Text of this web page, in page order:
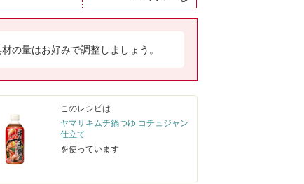
の量はお好みで調整しましょう。
このレシピは
ヤマサキムチ鍋つゆ コチュジャン
仕立て
を使っています